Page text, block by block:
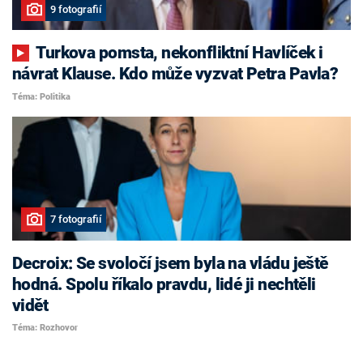
9 fotografií
Turkova pomsta, nekonfliktní Havlíček i
návrat Klause. Kdo může vyzvat Petra Pavla?
Téma: Politika
7 fotografií
Decroix: Se svoločí jsem byla na vládu ještě
hodná. Spolu říkalo pravdu, lidé ji nechtěli
vidět
Téma: Rozhovor